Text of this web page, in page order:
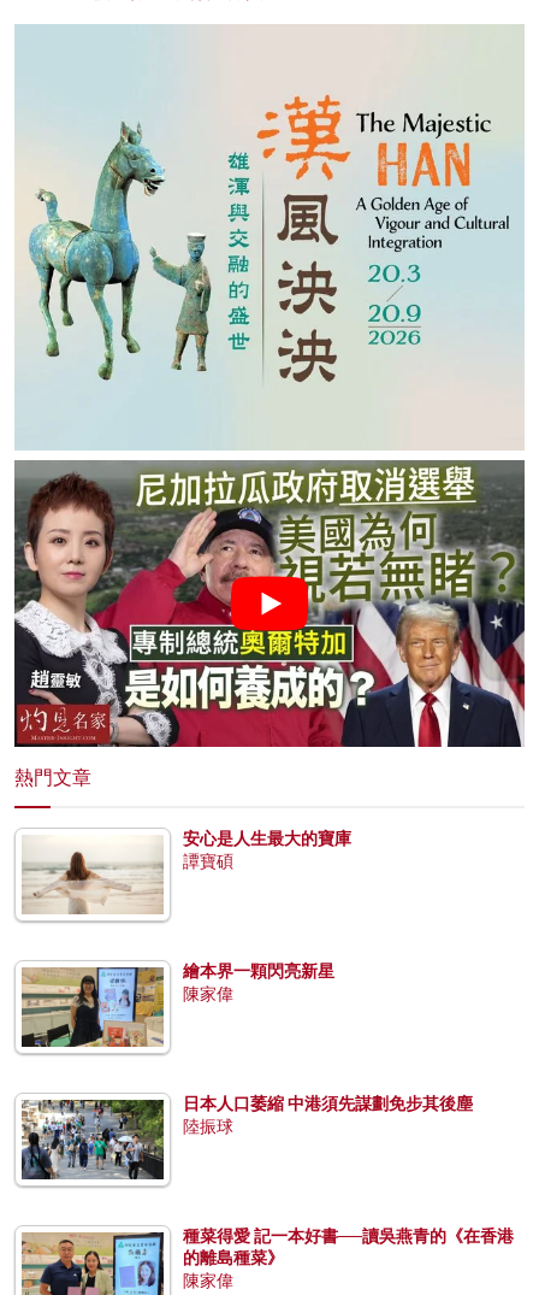
熱門文章
安心是人生最大的寶庫
譚寶碩
繪本界一顆閃亮新星
陳家偉
日本人口萎縮 中港須先謀劃免步其後塵
陸振球
種菜得愛 記一本好書──讀吳燕青的《在香港
的離島種菜》
陳家偉